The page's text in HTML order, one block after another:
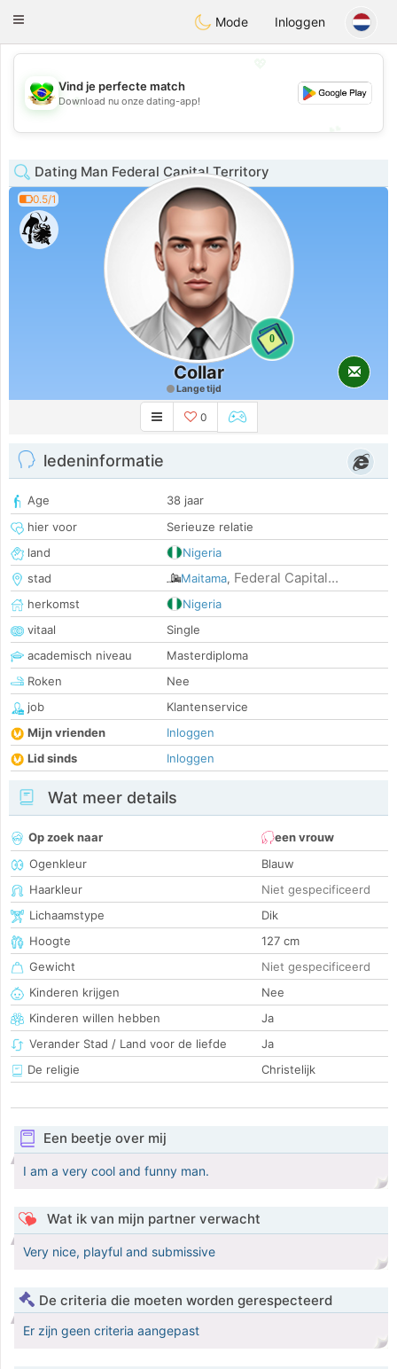
Conversar
Toggle
Mode Inloggen
💖
💕
Vind je perfecte match
Download nu onze dating-app!
Dating Man Federal Capital Territory
0.5/1
0
Collar
Lange tijd
0
ledeninformatie
Age
38 jaar
hier voor
Serieuze relatie
land
Nigeria
stad
Maitama, Federal Capital...
herkomst
Nigeria
vitaal
Single
academisch niveau
Masterdiploma
Roken
Nee
job
Klantenservice
Mijn vrienden
Inloggen
Lid sinds
Inloggen
Wat meer details
Op zoek naar
een vrouw
Ogenkleur
Blauw
Haarkleur
Niet gespecificeerd
Lichaamstype
Dik
Hoogte
127 cm
Gewicht
Niet gespecificeerd
Kinderen krijgen
Nee
Kinderen willen hebben
Ja
Verander Stad / Land voor de liefde
Ja
De religie
Christelijk
Een beetje over mij
I am a very cool and funny man.
Wat ik van mijn partner verwacht
Very nice, playful and submissive
De criteria die moeten worden gerespecteerd
Er zijn geen criteria aangepast